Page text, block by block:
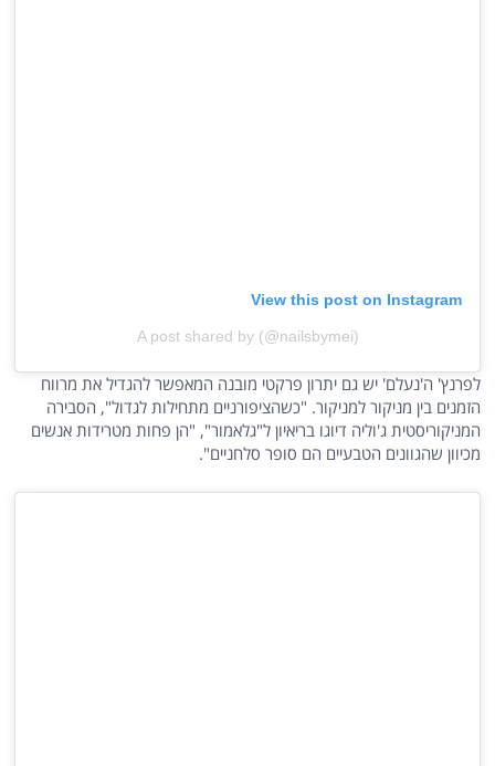
View this post on Instagram
A post shared by (@nailsbymei)
לפרנץ' ה'נעלם' יש גם יתרון פרקטי מובנה המאפשר להגדיל את מרווח
הזמנים בין מניקור למניקור. "כשהציפורניים מתחילות לגדול", הסבירה
המניקוריסטית ג'וליה דיוגו בריאיון ל"גלאמור", "הן פחות מטרידות אנשים
מכיוון שהגוונים הטבעיים הם סופר סלחניים".